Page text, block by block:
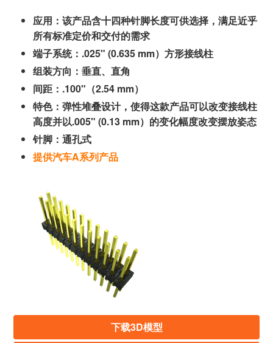
应用：该产品含十四种针脚长度可供选择，满足近乎
所有标准定价和交付的需求
端子系统：.025" (0.635 mm）方形接线柱
组装方向：垂直、直角
间距：.100"（2.54 mm）
特色：弹性堆叠设计，使得这款产品可以改变接线柱
高度并以.005" (0.13 mm）的变化幅度改变摆放姿态
针脚：通孔式
提供汽车A系列产品
下载3D模型